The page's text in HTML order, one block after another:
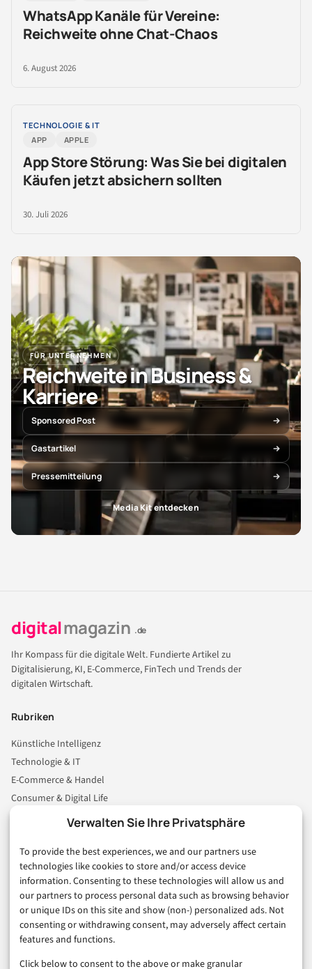
Verwalten Sie Ihre Privatsphäre
To provide the best experiences, we and our partners use
technologies like cookies to store and/or access device
information. Consenting to these technologies will allow us and
our partners to process personal data such as browsing behavior
or unique IDs on this site and show (non-) personalized ads. Not
consenting or withdrawing consent, may adversely affect certain
features and functions.
Click below to consent to the above or make granular
WhatsApp Kanäle für Vereine:
Reichweite ohne Chat-Chaos
6. August 2026
TECHNOLOGIE & IT
APP
APPLE
App Store Störung: Was Sie bei digitalen
Käufen jetzt absichern sollten
30. Juli 2026
FÜR UNTERNEHMEN
Reichweite in Business &
Karriere
Sponsored Post
Gastartikel
Pressemitteilung
Media Kit entdecken
digitalmagazin .de
Ihr Kompass für die digitale Welt. Fundierte Artikel zu
Digitalisierung, KI, E-Commerce, FinTech und Trends der
digitalen Wirtschaft.
Rubriken
Künstliche Intelligenz
Technologie & IT
E-Commerce & Handel
Consumer & Digital Life
Business & Karriere
Sicherheit & Recht
Digitalisierung
Marketing
Magazin